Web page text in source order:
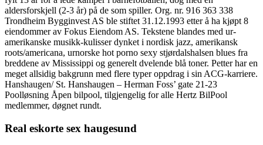
aldersforskjell (2-3 år) på de som spiller. Org. nr. 916 363 338
Trondheim Bygginvest AS ble stiftet 31.12.1993 etter å ha kjøpt 8
eiendommer av Fokus Eiendom AS. Tekstene blandes med ur-
amerikanske musikk-kulisser dynket i nordisk jazz, amerikansk
roots/americana, urnorske hot porno sexy stjørdalshalsen blues fra
breddene av Mississippi og generelt dvelende blå toner. Petter har en
meget allsidig bakgrunn med flere typer oppdrag i sin ACG-karriere.
Hanshaugen/ St. Hanshaugen – Herman Foss’ gate 21-23
Poolløsning Åpen bilpool, tilgjengelig for alle Hertz BilPool
medlemmer, døgnet rundt.
Real eskorte sex haugesund